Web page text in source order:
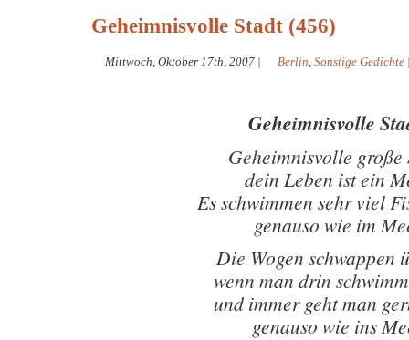
Geheimnisvolle Stadt (456)
Mittwoch, Oktober 17th, 2007 | Berlin, Sonstige Gedichte
Geheimnisvolle
Geheimnisvolle große
dein Leben ist ein
Es schwimmen sehr viel
genauso wie im
Die Wogen schwappen
wenn man drin
und immer geht man
genauso wie ins